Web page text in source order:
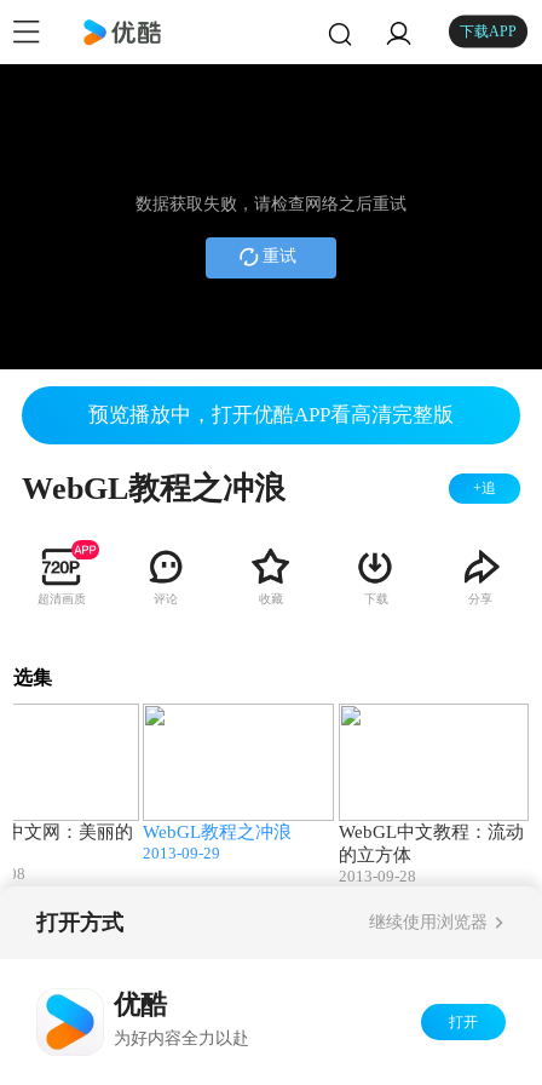
下载APP
数据获取失败，请检查网络之后重试
重试
预览播放中，打开优酷APP看高清完整版
WebGL教程之冲浪 +追
超清画质 评论 收藏 下载 分享
选集
中文网：美丽的
08
WebGL教程之冲浪
2013-09-29
WebGL中文教程：流动
的立方体
2013-09-28
打开方式 继续使用浏览器
优酷
为好内容全力以赴
打开